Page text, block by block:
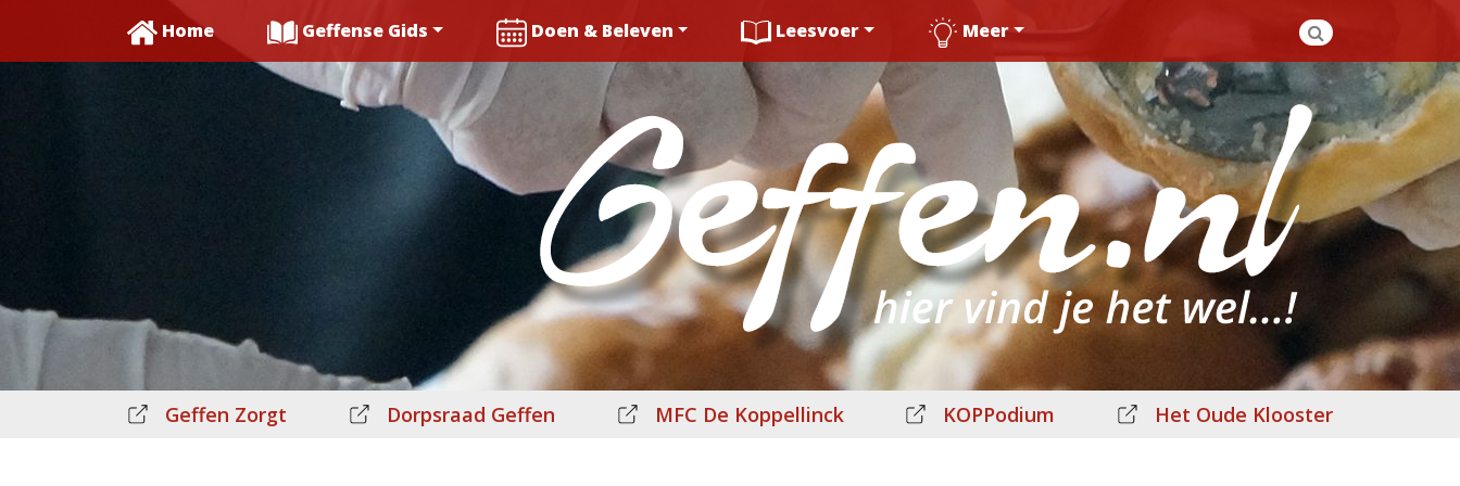
Home Geffense Gids Doen & Beleven Leesvoer Meer
Geffen Zorgt Dorpsraad Geffen MFC De Koppellinck KOPPodium Het Oude Klooster